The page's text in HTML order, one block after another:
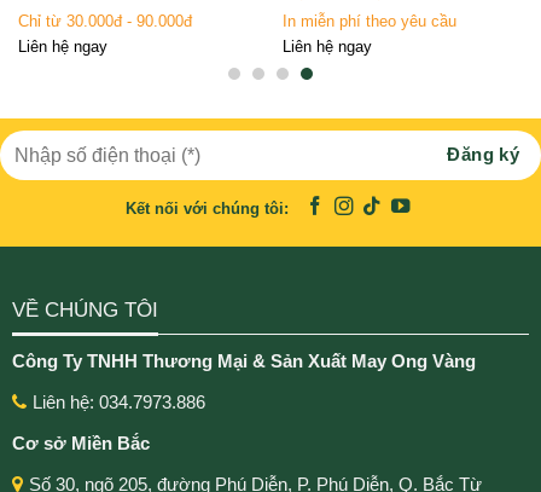
hạng
5 sao
In miễn phí theo yêu cầu
Liên hệ ngay
5 sao
Chỉ từ 30.000đ - 90.000đ
Liên hệ ngay
Kết nối với chúng tôi:
VỀ CHÚNG TÔI
Công Ty TNHH Thương Mại & Sản Xuất May Ong Vàng
Liên hệ: 034.7973.886
Cơ sở Miền Bắc
Số 30, ngõ 205, đường Phú Diễn, P. Phú Diễn, Q. Bắc Từ